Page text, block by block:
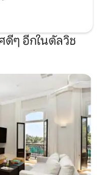
ๆ อีกในดัลวิช